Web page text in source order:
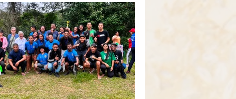
visitar a sus abuelos, a los ancianos de sus
familias y también a quienes no reciben
visitas. [...] Que las palabras del profeta:
“Jamás te olvidaré”,